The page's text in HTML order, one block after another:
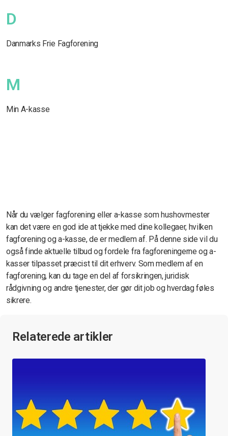
D
Danmarks Frie Fagforening
M
Min A-kasse
Når du vælger fagforening eller a-kasse som hushovmester
kan det være en god ide at tjekke med dine kollegaer, hvilken
fagforening og a-kasse, de er medlem af. På denne side vil du
også finde aktuelle tilbud og fordele fra fagforeningerne og a-
kasser tilpasset præcist til dit erhverv. Som medlem af en
fagforening, kan du tage en del af forsikringen, juridisk
rådgivning og andre tjenester, der gør dit job og hverdag føles
sikrere.
Relaterede artikler